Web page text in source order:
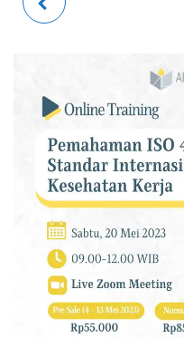
INDUSTRY (WEBINAR)